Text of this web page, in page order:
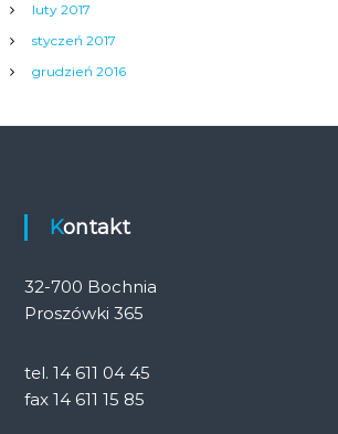
luty 2017
styczeń 2017
grudzień 2016
Kontakt
32-700 Bochnia
Proszówki 365
tel. 14 611 04 45
fax 14 611 15 85